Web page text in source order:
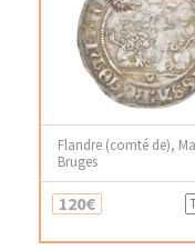
Flandre (comté de),
Bruges
120€